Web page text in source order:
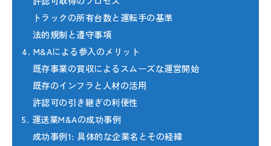
トラックの所有台数と運転手の基準
法的規制と遵守事項
4. M&Aによる参入のメリット
既存事業の買収によるスムーズな運営開始
既存のインフラと人材の活用
許認可の引き継ぎの利便性
5. 運送業M&Aの成功事例
成功事例1: 具体的な企業名とその経緯